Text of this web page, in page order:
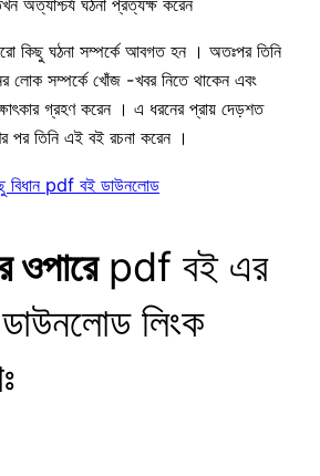
অত্যাশ্চর্য ঘঠনা প্রত্যক্ষ করেন
কিছু ঘঠনা সম্পর্কে আবগত হন । অতঃপর তিনি
লোক সম্পর্কে খোঁজ -খবর নিতে থাকেন এবং
গ্রহণ করেন । এ ধরনের প্রায় দেড়শত
পর তিনি এই বই রচনা করেন ।
বিধান pdf বই ডাউনলোড
ওপারেpdf বই এর
লিংক